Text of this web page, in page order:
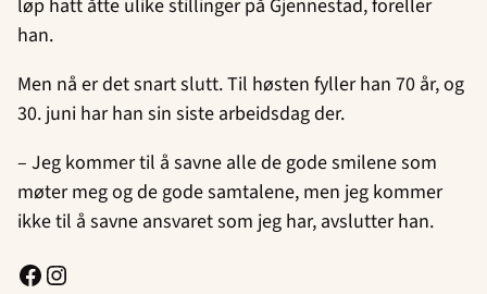
løp hatt åtte ulike stillinger på Gjennestad, foreller
han.
Men nå er det snart slutt. Til høsten fyller han 70 år, og
30. juni har han sin siste arbeidsdag der.
– Jeg kommer til å savne alle de gode smilene som
møter meg og de gode samtalene, men jeg kommer
ikke til å savne ansvaret som jeg har, avslutter han.
Facebook
Instagram